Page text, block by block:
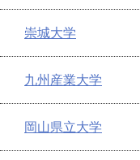
崇城大学
九州産業大学
岡山県立大学